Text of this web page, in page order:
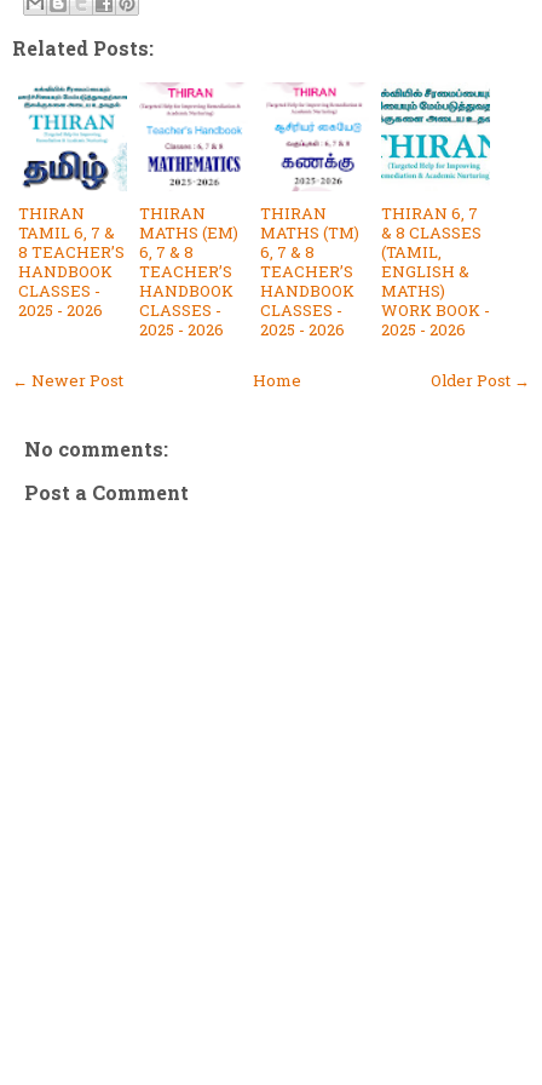
Related Posts:
THIRAN
TAMIL 6, 7 &
8 TEACHER’S
HANDBOOK
CLASSES -
2025 - 2026
THIRAN
MATHS (EM)
6, 7 & 8
TEACHER’S
HANDBOOK
CLASSES -
2025 - 2026
THIRAN
MATHS (TM)
6, 7 & 8
TEACHER’S
HANDBOOK
CLASSES -
2025 - 2026
THIRAN 6, 7
& 8 CLASSES
(TAMIL,
ENGLISH &
MATHS)
WORK BOOK -
2025 - 2026
← Newer Post Older Post →
Home
No comments:
Post a Comment